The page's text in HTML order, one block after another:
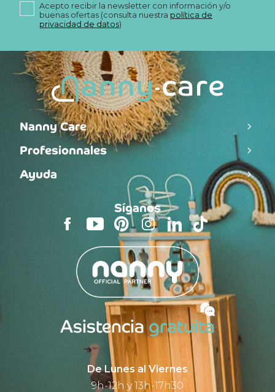
Acepto recibir la newsletter con información y/o
buenas ofertas (consulta nuestra política de
privacidad de datos)
Nanny Care
Profesionnales
Ayuda
Síganos
Asistenciagratuita
De Lunes al Viernes
9h-12h y 13h-17h30